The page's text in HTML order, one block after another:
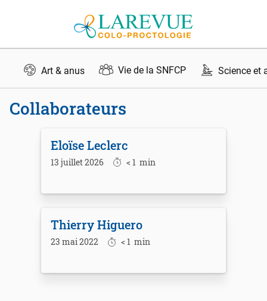
Art & anus Vie de la SNFCP Science et
Collaborateurs
Eloïse Leclerc
13 juillet 2026 < 1 min
Thierry Higuero
23 mai 2022 < 1 min